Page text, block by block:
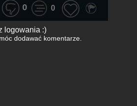
0 0
logowania :)
dodawać komentarze.